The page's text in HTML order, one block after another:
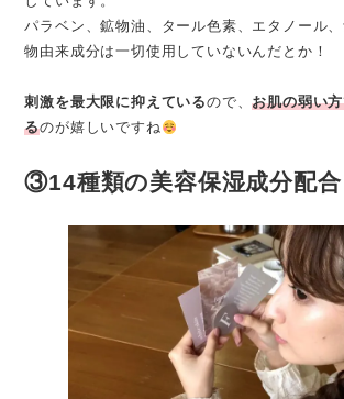
パラベン、鉱物油、タール色素、エタノール
物由来成分は一切使用していないんだとか！
刺激を最大限に抑えているので、お肌の弱い
るのが嬉しいですね
③14種類の美容保湿成分配合